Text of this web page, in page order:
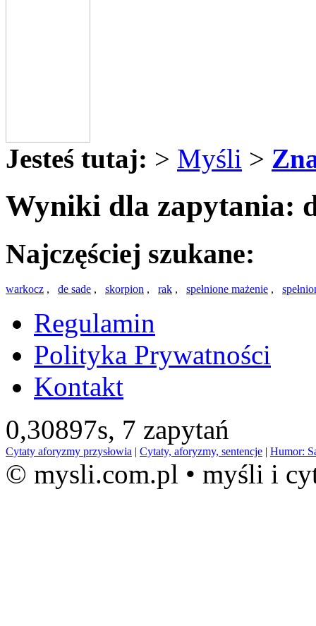
Jesteś tutaj: > Myśli >
Wyniki dla zapytania:
Najczęściej szukane:
warkocz , de sade , skorpion , rak , spełnione mażenie ,
Regulamin
Polityka Prywatności
Kontakt
0,30897s, 7 zapytań
Cytaty aforyzmy przysłowia | Cytaty, aforyzmy, sentencje | Humor:
© mysli.com.pl • myśli i